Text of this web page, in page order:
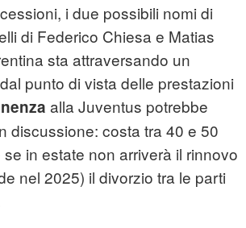
i due possibili nomi di
di Federico Chiesa e Matias
sta attraversando un
punto di vista delle prestazioni
alla Juventus potrebbe
discussione: costa tra 40 e 50
in estate non arriverà il rinnovo
nel 2025) il divorzio tra le parti